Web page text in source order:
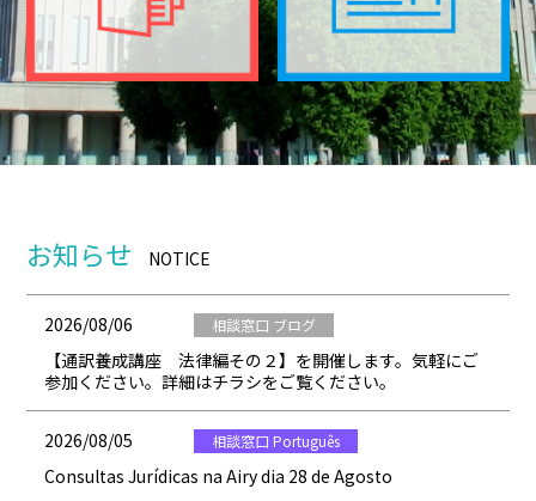
お知らせ NOTICE
2026/08/06 相談窓口 ブログ
【通訳養成講座 法律編その２】を開催します。気軽にご
参加ください。詳細はチラシをご覧ください。
2026/08/05 相談窓口 Português
Consultas Jurídicas na Airy dia 28 de Agosto